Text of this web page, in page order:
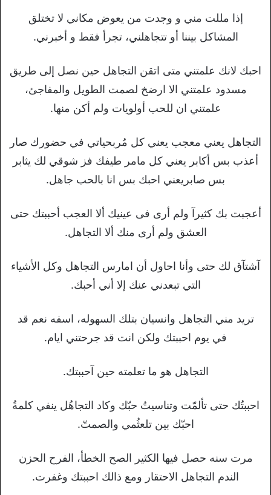
إذا مللت مني و وجدت من يعوض مكاني لا تختلق
المشاكل بيننا أو تتجاهلني، تجرأ فقط و أخبرني.
احبك لانك علمتني متى اتقن التجاهل حين نصل إلى طريق
مسدود علمتني الا ارضخ لصمت الطويل والمفاجئ،
علمتني ان للحب أولويات ولم أكن منها.
التجاهل يعني معجب يعني كل مُربحياتي في حضورك صار
أعذب بس أكابر يعني كل مامر طيفك فز شوقي لك يثابر
بس صابريعني احبك بس انا بالحب جاهل.
أعجبت بك كثيرآ ولم أرى فى عينيك ألا العجب أحببتك حتى
العشق ولم أرى منك ألا التجاهل.
آشتآق لك حتى وأنا احاول أن امارس التجاهل وكل الأشياء
التي تبعدني عنك إلا أني أحبك.
تريد مني التجاهل وانسيان بتلك السهوله، اسفه نعم قد
في يوم احببتك ولكن انت قد جرحتني ايام.
التجاهل هو ما تعلمته حين آحببتك.
احببتُك حتى تألمّت وتناسيتُ حبّك وكاد التجاهُل ينفي كلمةُ
احبّك بين تلعثُمي والصمتّ.
مرت سنه حصل فيها الكثير الصح الخطأ، الفرح الحزن
الندم التجاهل الاحتقار ومع ذالك احببتك وغفرت.